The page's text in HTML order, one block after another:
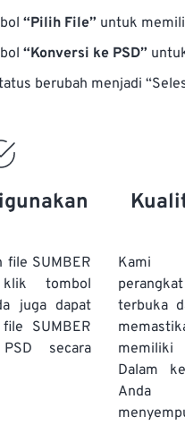
“Pilih File” untuk
“Konversi ke PSD”
berubah menjadi
file SUMBER
tombol
juga dapat
file SUMBER
secara
Kami
terbuka
memiliki
Dalam